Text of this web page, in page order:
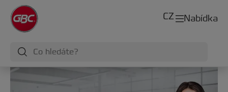
Nabídka
CZ